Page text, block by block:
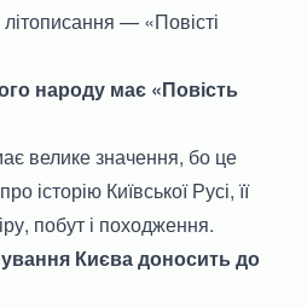
— «Повісті
народу має «Повість
велике значення, бо це
історію Київської Русі, її
побут і походження.
Києва доносить до